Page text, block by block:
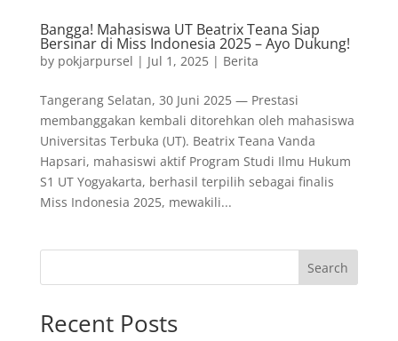
Bangga! Mahasiswa UT Beatrix Teana Siap
Bersinar di Miss Indonesia 2025 – Ayo Dukung!
by pokjarpursel | Jul 1, 2025| Berita
Tangerang Selatan, 30 Juni 2025 — Prestasi
membanggakan kembali ditorehkan oleh mahasiswa
Universitas Terbuka (UT). Beatrix Teana Vanda
Hapsari, mahasiswi aktif Program Studi Ilmu Hukum
S1 UT Yogyakarta, berhasil terpilih sebagai finalis
Miss Indonesia 2025, mewakili...
Search
Recent Posts